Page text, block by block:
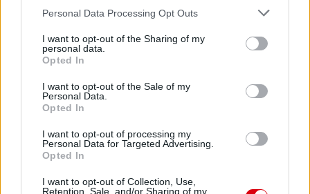
Please note that this website/app uses one or more Google
not limited to your visit or usage behaviour. You may click to
grant or deny consent to Google and its third-party tags to
use your data for below specified purposes in below Google
consent section.
Personal Data Processing Opt Outs
I want to opt-out of the Sharing of my
personal data.
Opted In
I want to opt-out of the Sale of my
Personal Data.
Opted In
I want to opt-out of processing my
Personal Data for Targeted Advertising.
Opted In
I want to opt-out of Collection, Use,
Retention, Sale, and/or Sharing of my
Meccs Center